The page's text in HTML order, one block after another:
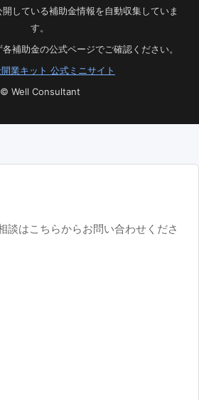
している補助金情報を自動収集していま
す。
補助金の公式ページでご確認ください。
業キット 公式ミニサイト
© Well Consultant
談はこちらからお問い合わせくださ